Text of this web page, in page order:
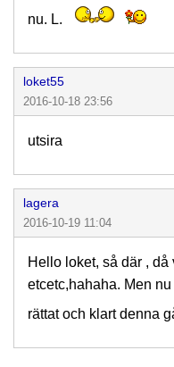
nu. L.
loket55
2016-10-18 23:56
utsira
lagera
2016-10-19 11:04
Hello loket, så där ,
etcetc,hahaha. Men
rättat och klart denna